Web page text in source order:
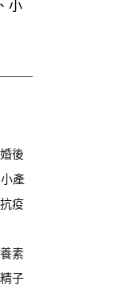
小
婚後
小產
抗疫
素
精子